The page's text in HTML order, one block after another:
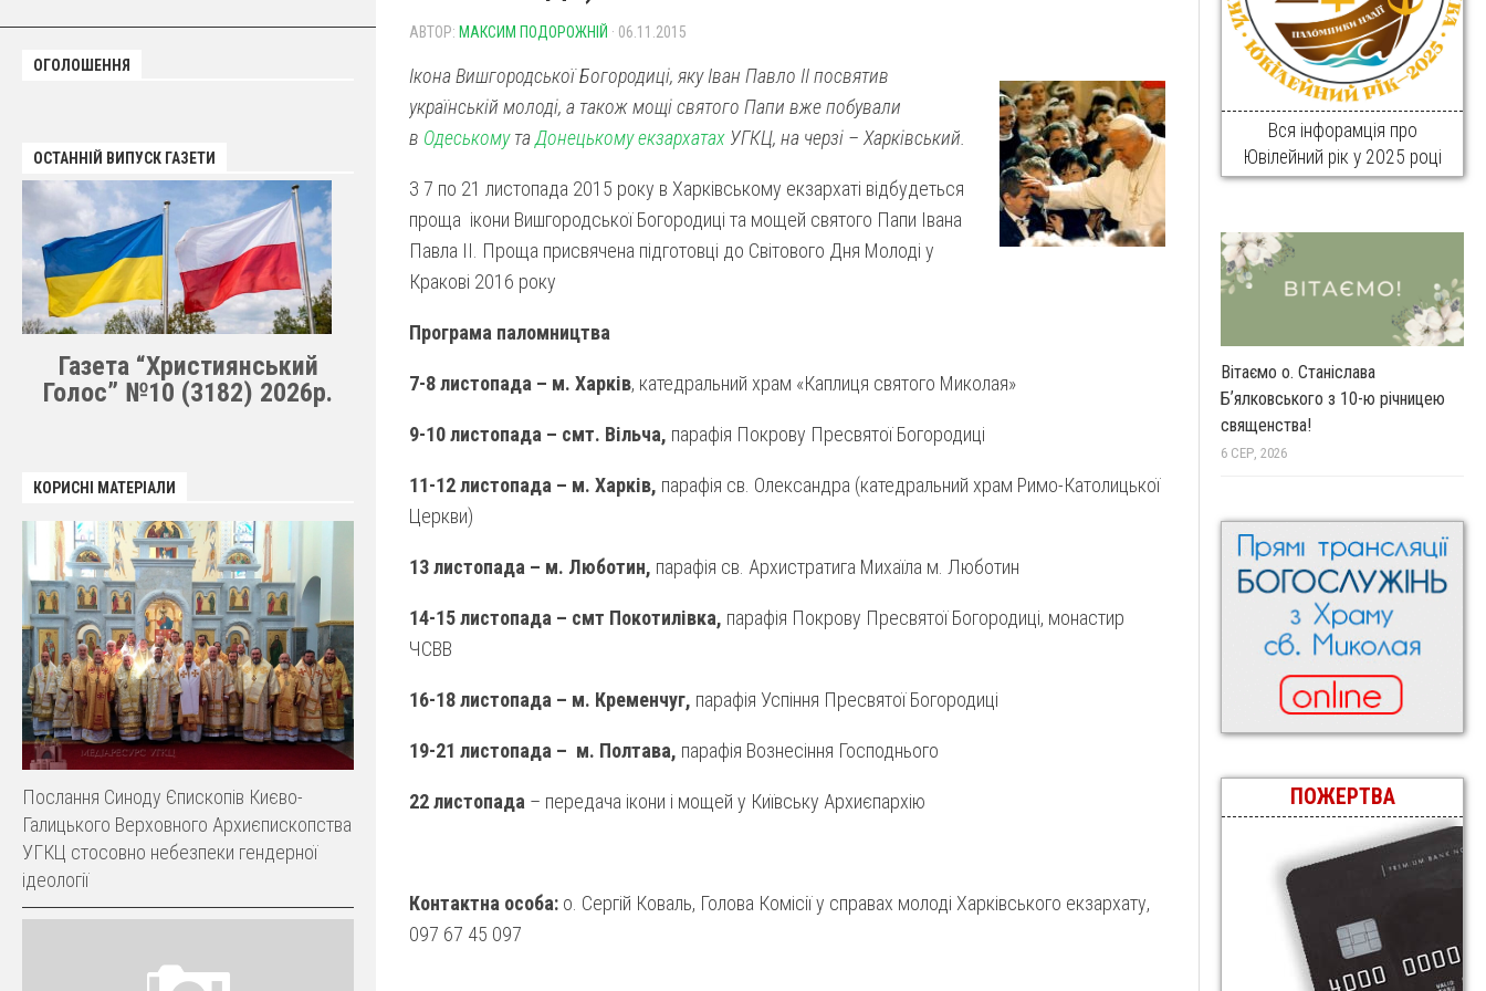
АВТОР: МАКСИМ ПОДОРОЖНІЙ · 06.11.2015
Ікона Вишгородської Богородиці, яку Іван Павло ІІ посвятив
українській молоді, а також мощі святого Папи вже побували
в Одеськомута Донецькому екзархатах УГКЦ, на черзі – Харківський.
З 7 по 21 листопада 2015 року в Харківському екзархаті відбудеться
проща ікони Вишгородської Богородиці та мощей святого Папи Івана
Павла II. Проща присвячена підготовці до Світового Дня Молоді у
Кракові 2016 року
Програма паломництва
7-8 листопада – м. Харків, катедральний храм «Каплиця святого Миколая»
9-10 листопада – смт. Вільча, парафія Покрову Пресвятої Богородиці
11-12 листопада – м. Харків, парафія св. Олександра (катедральний храм Римо-Католицької
Церкви)
13 листопада – м. Люботин, парафія св. Архистратига Михаїла м. Люботин
14-15 листопада – смт Покотилівка, парафія Покрову Пресвятої Богородиці, монастир
ЧСВВ
16-18 листопада – м. Кременчуг, парафія Успіння Пресвятої Богородиці
19-21 листопада – м. Полтава, парафія Вознесіння Господнього
22 листопада – передача ікони і мощей у Київську Архиєпархію
Контактна особа: о. Сергій Коваль, Голова Комісії у справах молоді Харківського екзархату,
097 67 45 097
ОГОЛОШЕННЯ
ОСТАННІЙ ВИПУСК ГАЗЕТИ
Газета “Християнський
Голос” №10 (3182) 2026р.
КОРИСНІ МАТЕРІАЛИ
Послання Синоду Єпископів Києво-
Галицького Верховного Архиєпископства
УГКЦ стосовно небезпеки гендерної
ідеології
Вся інфорамція про
Ювілейний рік у 2025 році
Вітаємо о. Станіслава
Бʼялковського з 10-ю річницею
священства!
6 СЕР, 2026
ПОЖЕРТВА